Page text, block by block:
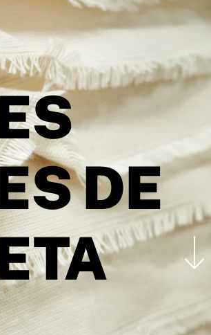
DE